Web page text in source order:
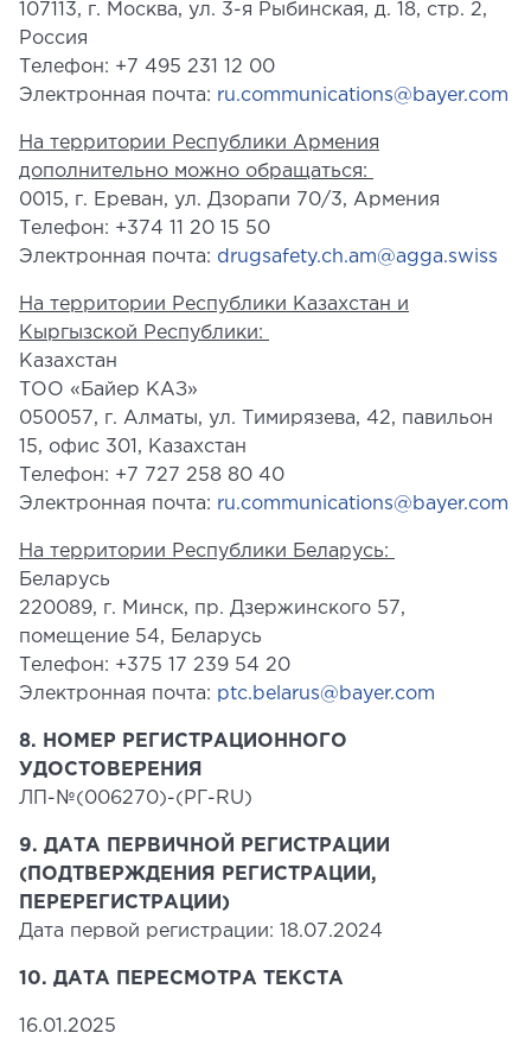
107113, г. Москва, ул. 3-я Рыбинская, д. 18, стр. 2,
Россия
Телефон: +7 495 231 12 00
Электронная почта: ru.communications@bayer.com
На территории Республики Армения
дополнительно можно обращаться:
0015, г. Ереван, ул. Дзорапи 70/3, Армения
Телефон: +374 11 20 15 50
Электронная почта: drugsafety.ch.am@agga.swiss
На территории Республики Казахстан и
Кыргызской Республики:
Казахстан
ТОО «Байер КАЗ»
050057, г. Алматы, ул. Тимирязева, 42, павильон
15, офис 301, Казахстан
Телефон: +7 727 258 80 40
Электронная почта: ru.communications@bayer.com
На территории Республики Беларусь:
Беларусь
220089, г. Минск, пр. Дзержинского 57,
помещение 54, Беларусь
Телефон: +375 17 239 54 20
Электронная почта: ptc.belarus@bayer.com
8. НОМЕР РЕГИСТРАЦИОННОГО
УДОСТОВЕРЕНИЯ
ЛП-№(006270)-(РГ-RU)
9. ДАТА ПЕРВИЧНОЙ РЕГИСТРАЦИИ
(ПОДТВЕРЖДЕНИЯ РЕГИСТРАЦИИ,
ПЕРЕРЕГИСТРАЦИИ)
Дата первой регистрации: 18.07.2024
10. ДАТА ПЕРЕСМОТРА ТЕКСТА
16.01.2025